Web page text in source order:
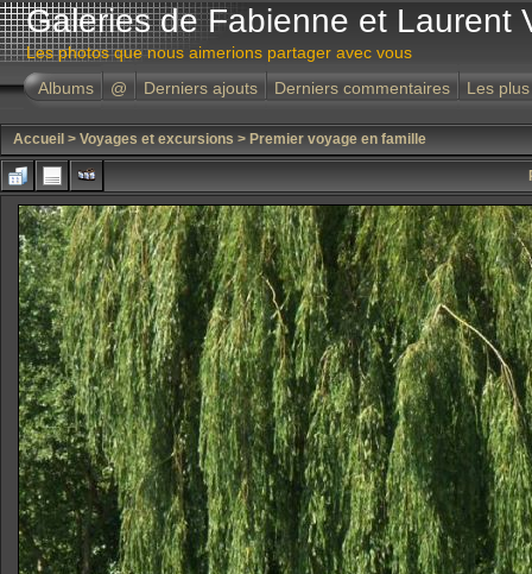
Galeries de Fabienne et Laurent
Les photos que nous aimerions partager avec vous
Albums
@ Derniers ajouts Derniers commentaires Les
Accueil > Voyages et excursions > Premier voyage en famille